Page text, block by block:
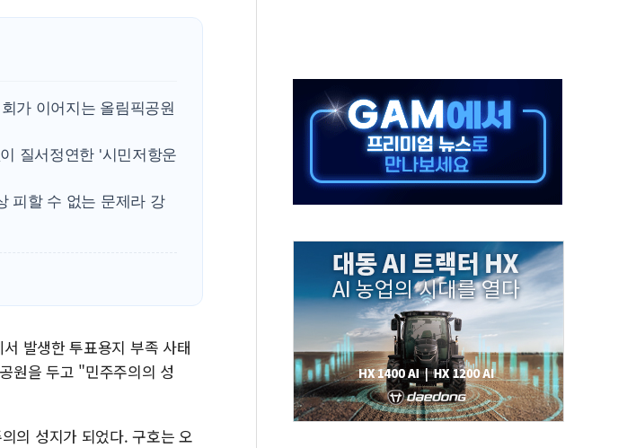
여수 오동도 인근 해상서 모터보트 전복…1명 사망·1명 실종
추미애, '위안부' 피해자 기림의 날 참석..."국제적 시민 연대로 목소리 내야"
인천 선재도 갯벌서 해루질 중 실종 60대 나흘만에 숨진 채 발견
인천서 말다툼 중 어머니 흉기 살해 10대 아들 체포
'화합' 꺼낸 김민석에 '뻔뻔' 받아친 정청래…제주 연설서 신경전 고조
가 이어지는 올림픽공원
질서정연한 '시민저항운
피할 수 없는 문제라 강
발생한 투표용지 부족 사태
원을 두고 "민주주의의 성
의 성지가 되었다. 구호는 오